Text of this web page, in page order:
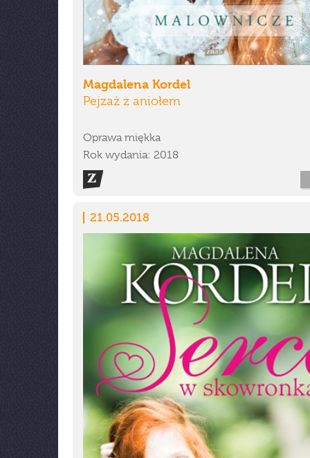
Magdalena Kordel
Pejzaż z aniołem
Oprawa miękka
Rok wydania: 2018
21.05.2018